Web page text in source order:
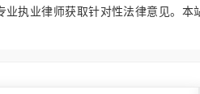
业执业律师获取针对性法律意见。